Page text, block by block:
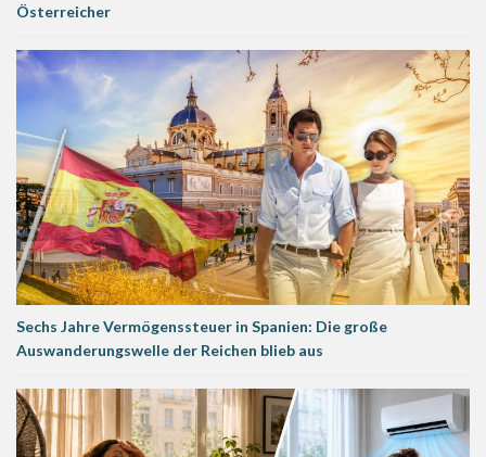
Österreicher
Sechs Jahre Vermögenssteuer in Spanien: Die große
Auswanderungswelle der Reichen blieb aus